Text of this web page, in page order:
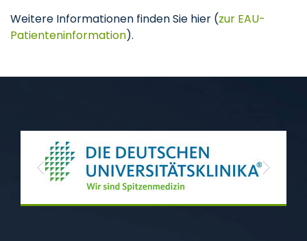
Weitere Informationen finden Sie hier (zur EAU-
Patienteninformation).
Previous Next